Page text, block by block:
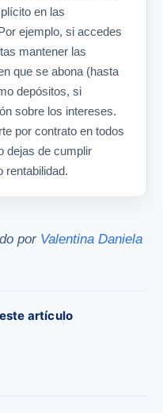
en las
ejemplo, si accedes
mantener las
que se abona (hasta
depósitos, si
sobre los intereses.
por contrato en todos
dejas de cumplir
rentabilidad.
por Valentina Daniela
artículo